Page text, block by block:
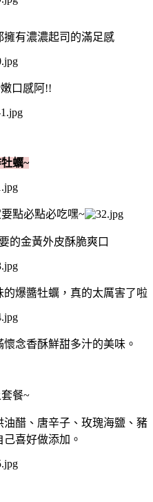
有濃濃起司的滿足感
口感阿!!
蠣~
點必點必吃嘿~
的金黃外皮酥脆爽口
爆醬牡蠣，真的太厲害了啦
念香酥鮮甜多汁的美味。
餐~
醋、唐辛子、玫瑰海鹽、豬
喜好做添加。